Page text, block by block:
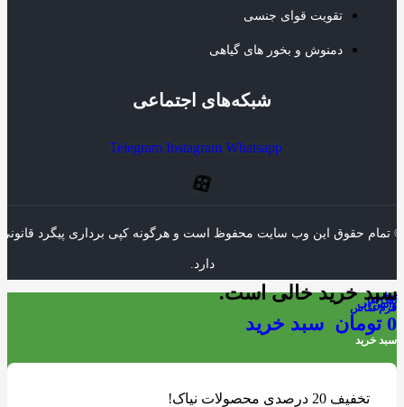
تقویت قوای جنسی
دمنوش و بخور های گیاهی
شبکه‌های اجتماعی
Telegram Instagram Whatsapp
© تمام حقوق این وب سایت محفوظ است و هرگونه کپی برداری پیگرد قانونی
دارد.
فرم تماس
واتس اپ
تلگرام
تماس
سبد خرید خالی است.
0 تومان سبد خرید
سبد خرید
تخفیف 20 درصدی محصولات نیاک!